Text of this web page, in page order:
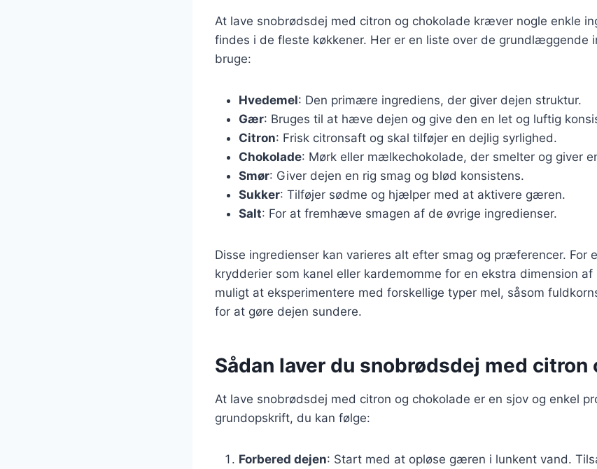
At lave snobrødsdej med citron og chokolade kræver nogle enkle
findes i de fleste køkkener. Her er en liste over de grundlæggende
bruge:
Hvedemel: Den primære ingrediens, der giver dejen struktur.
Gær: Bruges til at hæve dejen og give den en let og luftig
Citron: Frisk citronsaft og skal tilføjer en dejlig syrlighed.
Chokolade: Mørk eller mælkechokolade, der smelter og giver
Smør: Giver dejen en rig smag og blød konsistens.
Sukker: Tilføjer sødme og hjælper med at aktivere gæren.
Salt: For at fremhæve smagen af de øvrige ingredienser.
Disse ingredienser kan varieres alt efter smag og præferencer. For
krydderier som kanel eller kardemomme for en ekstra dimension af
muligt at eksperimentere med forskellige typer mel, såsom
for at gøre dejen sundere.
Sådan laver du snobrødsdej med citron
At lave snobrødsdej med citron og chokolade er en sjov og enkel
grundopskrift, du kan følge:
Forbered dejen: Start med at opløse gæren i lunkent vand.